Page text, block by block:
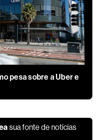
pesa sobre a Uber e
sua fonte de notícias